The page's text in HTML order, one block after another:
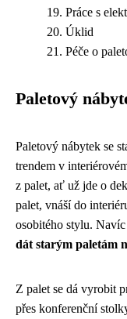
Práce s
Úklid
Péče o
Paletový
Paletový nábytek se
trendem v
z palet, ať už jde o
palet, vnáší do
osobitého stylu.
dát starým paletám
Z palet se dá vyrobit
přes konferenční